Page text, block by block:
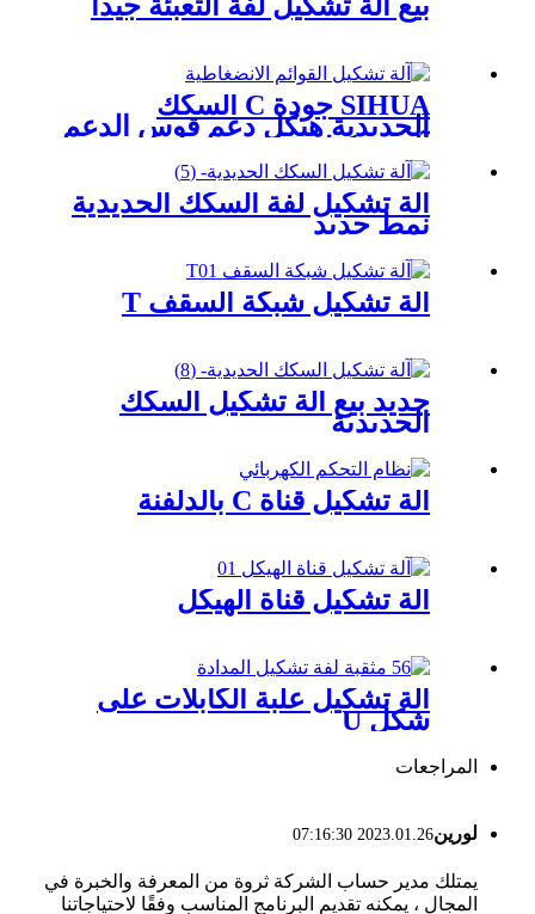
SIHUA جودة C السكك
الحديدية هيكل دعم قوس الدعم
آلة تشكيل
آلة تشكيل لفة السكك الحديدية
نمط جديد
آلة تشكيل شبكة السقف T
جديد بيع آلة تشكيل السكك
الحديدية
آلة تشكيل قناة C بالدلفنة
آلة تشكيل قناة الهيكل
آلة تشكيل علبة الكابلات على
شكل U
المراجعات
لورين2023.01.26 07:16:30
يمتلك مدير حساب الشركة ثروة من المعرفة والخبرة في
المجال ، يمكنه تقديم البرنامج المناسب وفقًا لاحتياجاتنا